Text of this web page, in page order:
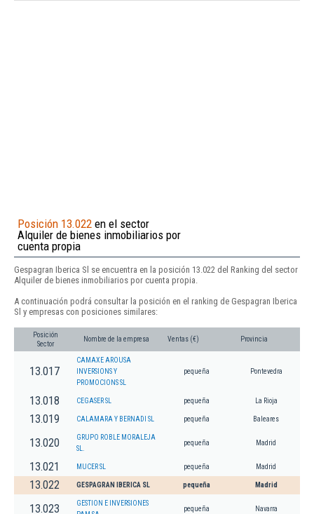
Posición 13.022 en el sector
Alquiler de bienes inmobiliarios por
cuenta propia
Gespagran Iberica Sl se encuentra en la posición 13.022 del Ranking del sector
Alquiler de bienes inmobiliarios por cuenta propia.
A continuación podrá consultar la posición en el ranking de Gespagran Iberica
Sl y empresas con posiciones similares:
Posición
Sector
Nombre de la empresa Ventas (€) Provincia
13.017
CAMAXE AROUSA
INVERSIONS Y
PROMOCIONS SL
pequeña Pontevedra
13.018 CEGASER SL pequeña La Rioja
13.019 CALAMARA Y BERNADI SL pequeña Baleares
13.020
GRUPO ROBLE MORALEJA
SL.
pequeña Madrid
13.021 MUCER SL pequeña Madrid
13.022 GESPAGRAN IBERICA SL pequeña Madrid
13.023
GESTION E INVERSIONES
pequeña Navarra